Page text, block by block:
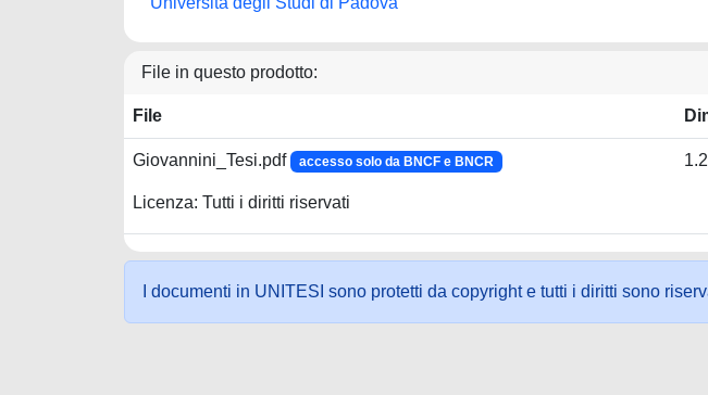
File in questo prodotto:
File
Giovannini_Tesi.pdf accesso solo da BNCF e BNCR
Licenza: Tutti i diritti riservati
I documenti in UNITESI sono protetti da copyright e tutti i diritti sono